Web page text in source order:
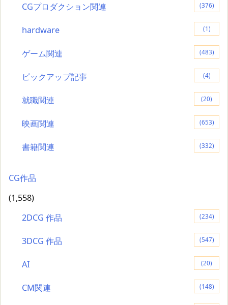
CGプロダクション関連 (376)
hardware (1)
ゲーム関連 (483)
ピックアップ記事 (4)
就職関連 (20)
映画関連 (653)
書籍関連 (332)
CG作品
(1,558)
2DCG 作品
(234)
3DCG 作品 (547)
AI (20)
CM関連 (148)